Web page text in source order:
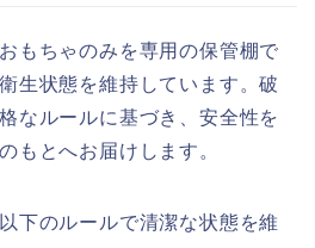
もちゃのみを専用の保管棚で
生状態を維持しています。破
なルールに基づき、安全性を
もとへお届けします。
下のルールで清潔な状態を維